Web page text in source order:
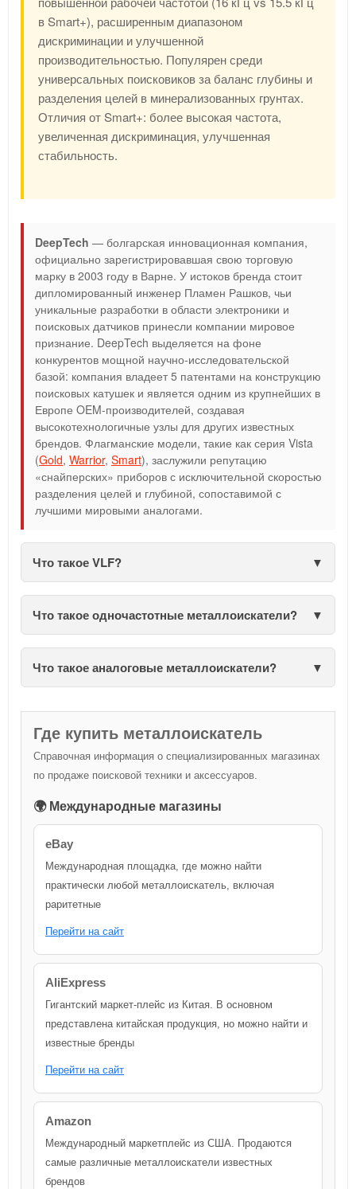
в Smart+), расширенным диапазоном
дискриминации и улучшенной
производительностью. Популярен среди
универсальных поисковиков за баланс глубины и
разделения целей в минерализованных грунтах.
Отличия от Smart+: более высокая частота,
увеличенная дискриминация, улучшенная
стабильность.
DeepTech — болгарская инновационная компания,
официально зарегистрировавшая свою торговую
марку в 2003 году в Варне. У истоков бренда стоит
дипломированный инженер Пламен Рашков, чьи
уникальные разработки в области электроники и
поисковых датчиков принесли компании мировое
признание. DeepTech выделяется на фоне
конкурентов мощной научно-исследовательской
базой: компания владеет 5 патентами на конструкцию
поисковых катушек и является одним из крупнейших в
Европе OEM-производителей, создавая
высокотехнологичные узлы для других известных
брендов. Флагманские модели, такие как серия Vista
(Gold, Warrior, Smart), заслужили репутацию
«снайперских» приборов с исключительной скоростью
разделения целей и глубиной, сопоставимой с
лучшими мировыми аналогами.
Что такое VLF?
Что такое одночастотные металлоискатели?
Что такое аналоговые металлоискатели?
Где купить металлоискатель
Справочная информация о специализированных магазинах
по продаже поисковой техники и аксессуаров.
🌍 Международные магазины
eBay
Международная площадка, где можно найти
практически любой металлоискатель, включая
раритетные
Перейти на сайт
AliExpress
Гигантский маркет-плейс из Китая. В основном
представлена китайская продукция, но можно найти и
известные бренды
Перейти на сайт
Amazon
Международный маркетплейс из США. Продаются
самые различные металлоискатели известных
брендов